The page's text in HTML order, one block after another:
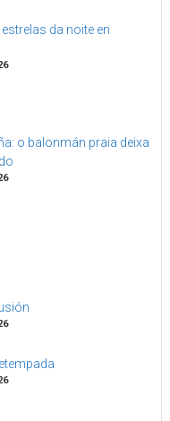
da noite en
o balonmán praia deixa